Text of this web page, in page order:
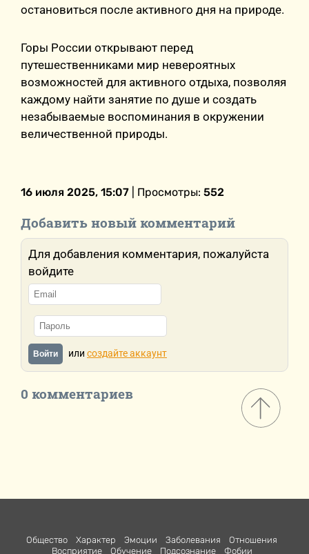
остановиться после активного дня на природе.
Горы России открывают перед
путешественниками мир невероятных
возможностей для активного отдыха, позволяя
каждому найти занятие по душе и создать
незабываемые воспоминания в окружении
величественной природы.
16 июля 2025, 15:07 | Просмотры: 552
Добавить новый комментарий
Для добавления комментария, пожалуйста
войдите
Войти или создайте аккаунт
0 комментариев
Общество Характер Эмоции Заболевания
Отношения
Восприятие
Обучение Подсознание Фобии